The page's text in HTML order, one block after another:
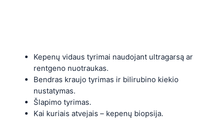
Kepenų vidaus tyrimai naudojant ultragarsą ar
rentgeno nuotraukas.
Bendras kraujo tyrimas ir bilirubino kiekio
nustatymas.
Šlapimo tyrimas.
Kai kuriais atvejais – kepenų biopsija.